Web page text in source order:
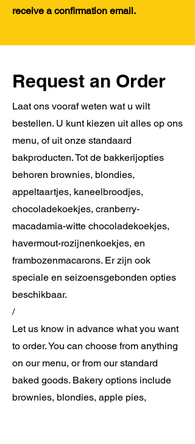
receive a confirmation email.
Request an Order
Laat ons vooraf weten wat u wilt
bestellen. U kunt kiezen uit alles op ons
menu, of uit onze standaard
bakproducten. Tot de bakkerijopties
behoren brownies, blondies,
appeltaartjes, kaneelbroodjes,
chocoladekoekjes, cranberry-
macadamia-witte chocoladekoekjes,
havermout-rozijnenkoekjes, en
frambozenmacarons. Er zijn ook
speciale en seizoensgebonden opties
beschikbaar.
/
Let us know in advance what you want
to order. You can choose from anything
on our menu, or from our standard
baked goods. Bakery options include
brownies, blondies, apple pies,